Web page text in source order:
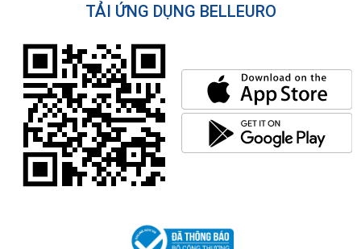
TẢI ỨNG DỤNG BELLEURO